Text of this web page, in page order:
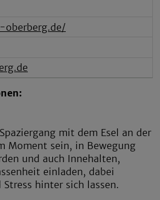
mit dem Esel an der
Moment sein, in Bewegung
und auch Innehalten,
einladen, dabei
Stress hinter sich lassen.